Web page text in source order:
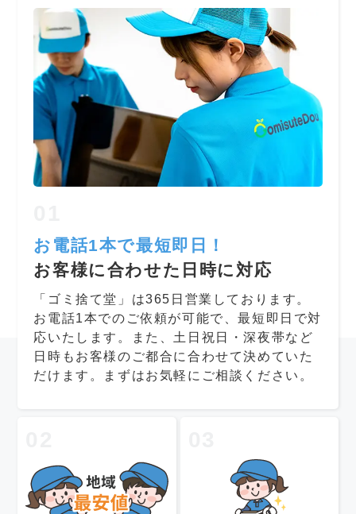
お電話1本で最短即日！
お客様に合わせた日時に対応
「ゴミ捨て堂」は365日営業しております。
お電話1本でのご依頼が可能で、最短即日で対
応いたします。また、土日祝日・深夜帯など
日時もお客様のご都合に合わせて決めていた
だけます。まずはお気軽にご相談ください。